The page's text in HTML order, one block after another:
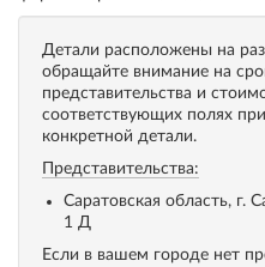
Детали расположены на
обращайте внимание на
представительства и
соответствующих полях
конкретной детали.
Представительства:
Саратовская область, г.
1 Д
Если в вашем городе нет